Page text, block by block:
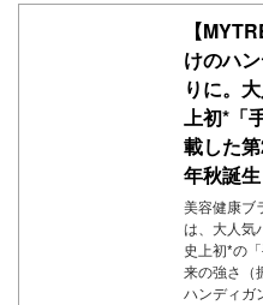
【
けのハ
りに。
上初*「
載した
年秋誕生
美容健康ブ
は、大人気
史上初*の
来の強さ（
ハンディガ